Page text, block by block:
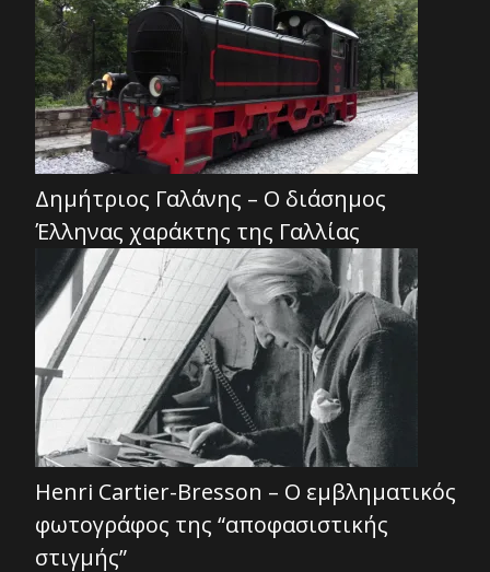
Δημήτριος Γαλάνης – Ο διάσημος
Έλληνας χαράκτης της Γαλλίας
Henri Cartier-Bresson – Ο εμβληματικός
φωτογράφος της “αποφασιστικής
στιγμής”